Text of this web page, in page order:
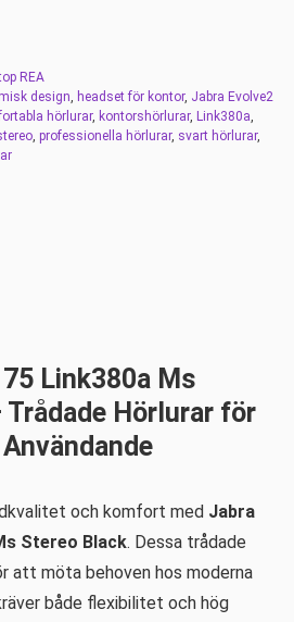
REA
design, headset för kontor, Jabra Evolve2
hörlurar, kontorshörlurar, Link380a,
, professionella hörlurar, svart hörlurar,
Link380a Ms
Hörlurar för
och komfort med Jabra
Stereo Black. Dessa trådade
att möta behoven hos moderna
både flexibilitet och hög